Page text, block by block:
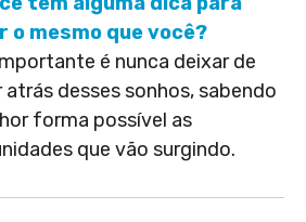
o mesmo que você?
é nunca deixar de
atrás desses sonhos, sabendo
forma possível as
que vão surgindo.